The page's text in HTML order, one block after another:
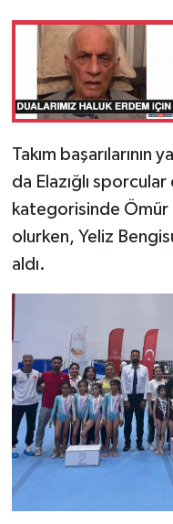
Takım başarılarının
da Elazığlı sporcular
kategorisinde Ömür
olurken, Yeliz
aldı.
YAŞAM